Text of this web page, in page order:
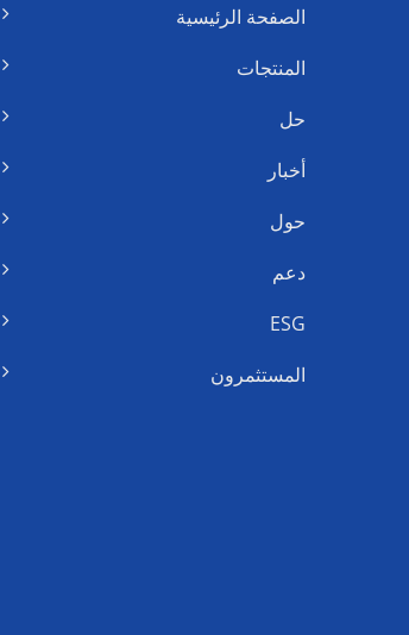
الصفحة الرئيسية
المنتجات
حل
أخبار
حول
دعم
ESG
المستثمرون